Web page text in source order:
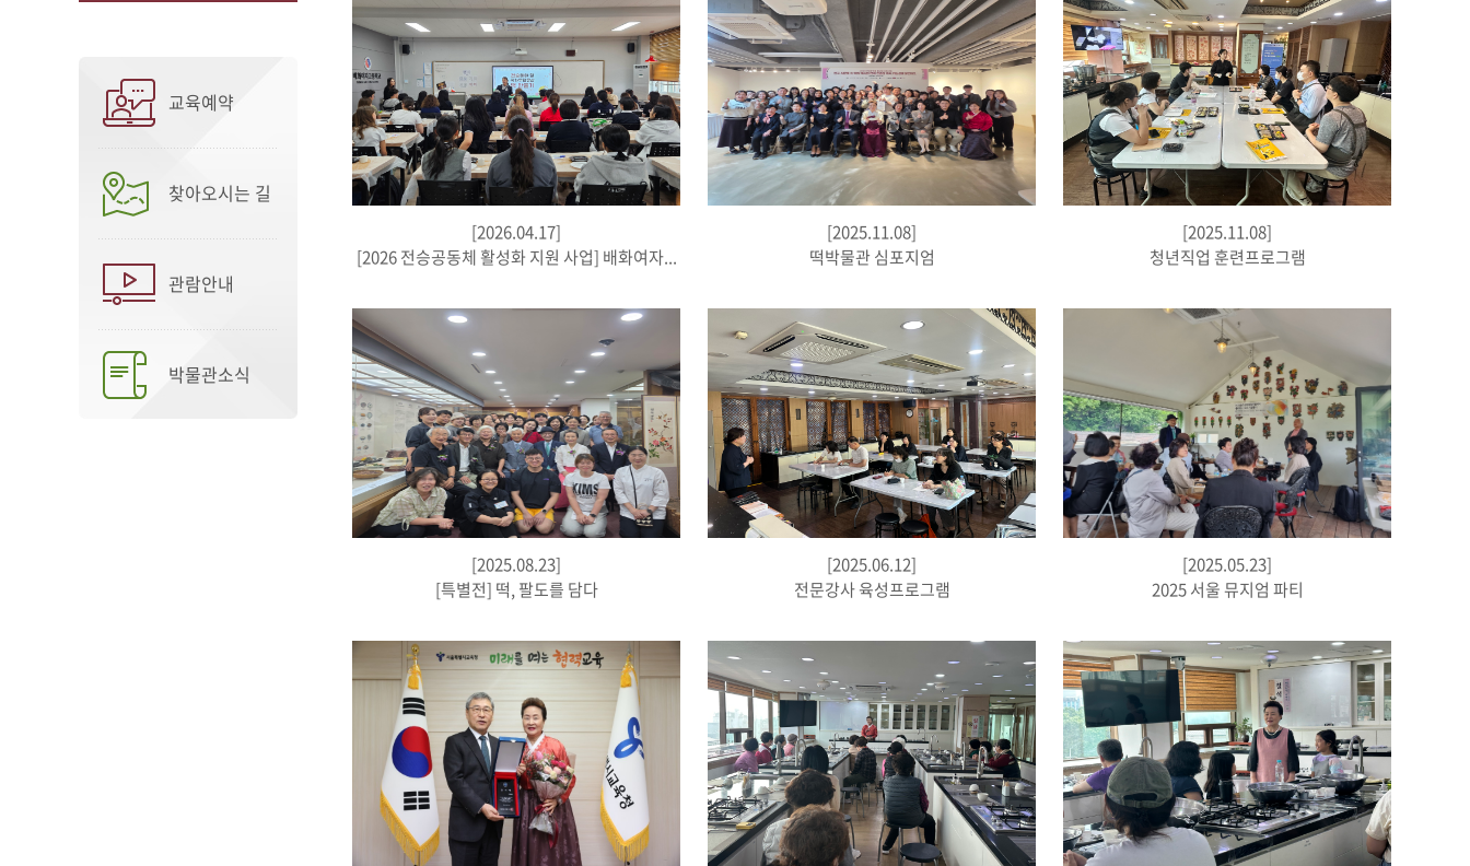
교육예약
찾아오시는 길
관람안내
박물관소식
[2026.04.17]
[2026 전승공동체 활성화 지원 사업] 배화여자...
[2025.11.08]
떡박물관 심포지엄
[2025.11.08]
청년직업 훈련프로그램
[2025.08.23]
[특별전] 떡, 팔도를 담다
[2025.06.12]
전문강사 육성프로그램
[2025.05.23]
2025 서울 뮤지엄 파티